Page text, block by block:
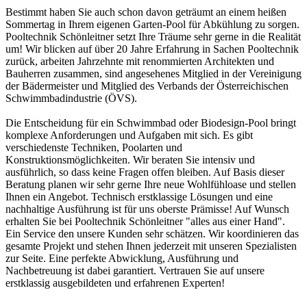
Bestimmt haben Sie auch schon davon geträumt an einem heißen
Sommertag in Ihrem eigenen Garten-Pool für Abkühlung zu sorgen.
Pooltechnik Schönleitner setzt Ihre Träume sehr gerne in die Realität
um! Wir blicken auf über 20 Jahre Erfahrung in Sachen Pooltechnik
zurück, arbeiten Jahrzehnte mit renommierten Architekten und
Bauherren zusammen, sind angesehenes Mitglied in der Vereinigung
der Bädermeister und Mitglied des Verbands der Österreichischen
Schwimmbadindustrie (ÖVS).
Die Entscheidung für ein Schwimmbad oder Biodesign-Pool bringt
komplexe Anforderungen und Aufgaben mit sich. Es gibt
verschiedenste Techniken, Poolarten und
Konstruktionsmöglichkeiten. Wir beraten Sie intensiv und
ausführlich, so dass keine Fragen offen bleiben. Auf Basis dieser
Beratung planen wir sehr gerne Ihre neue Wohlfühloase und stellen
Ihnen ein Angebot. Technisch erstklassige Lösungen und eine
nachhaltige Ausführung ist für uns oberste Prämisse! Auf Wunsch
erhalten Sie bei Pooltechnik Schönleitner "alles aus einer Hand".
Ein Service den unsere Kunden sehr schätzen. Wir koordinieren das
gesamte Projekt und stehen Ihnen jederzeit mit unseren Spezialisten
zur Seite. Eine perfekte Abwicklung, Ausführung und
Nachbetreuung ist dabei garantiert. Vertrauen Sie auf unsere
erstklassig ausgebildeten und erfahrenen Experten!